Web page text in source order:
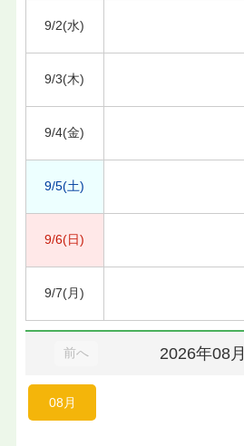
9/2(水)
9/3(木)
9/4(金)
9/5(土)
9/6(日)
9/7(月)
前へ 2026年08月
08月